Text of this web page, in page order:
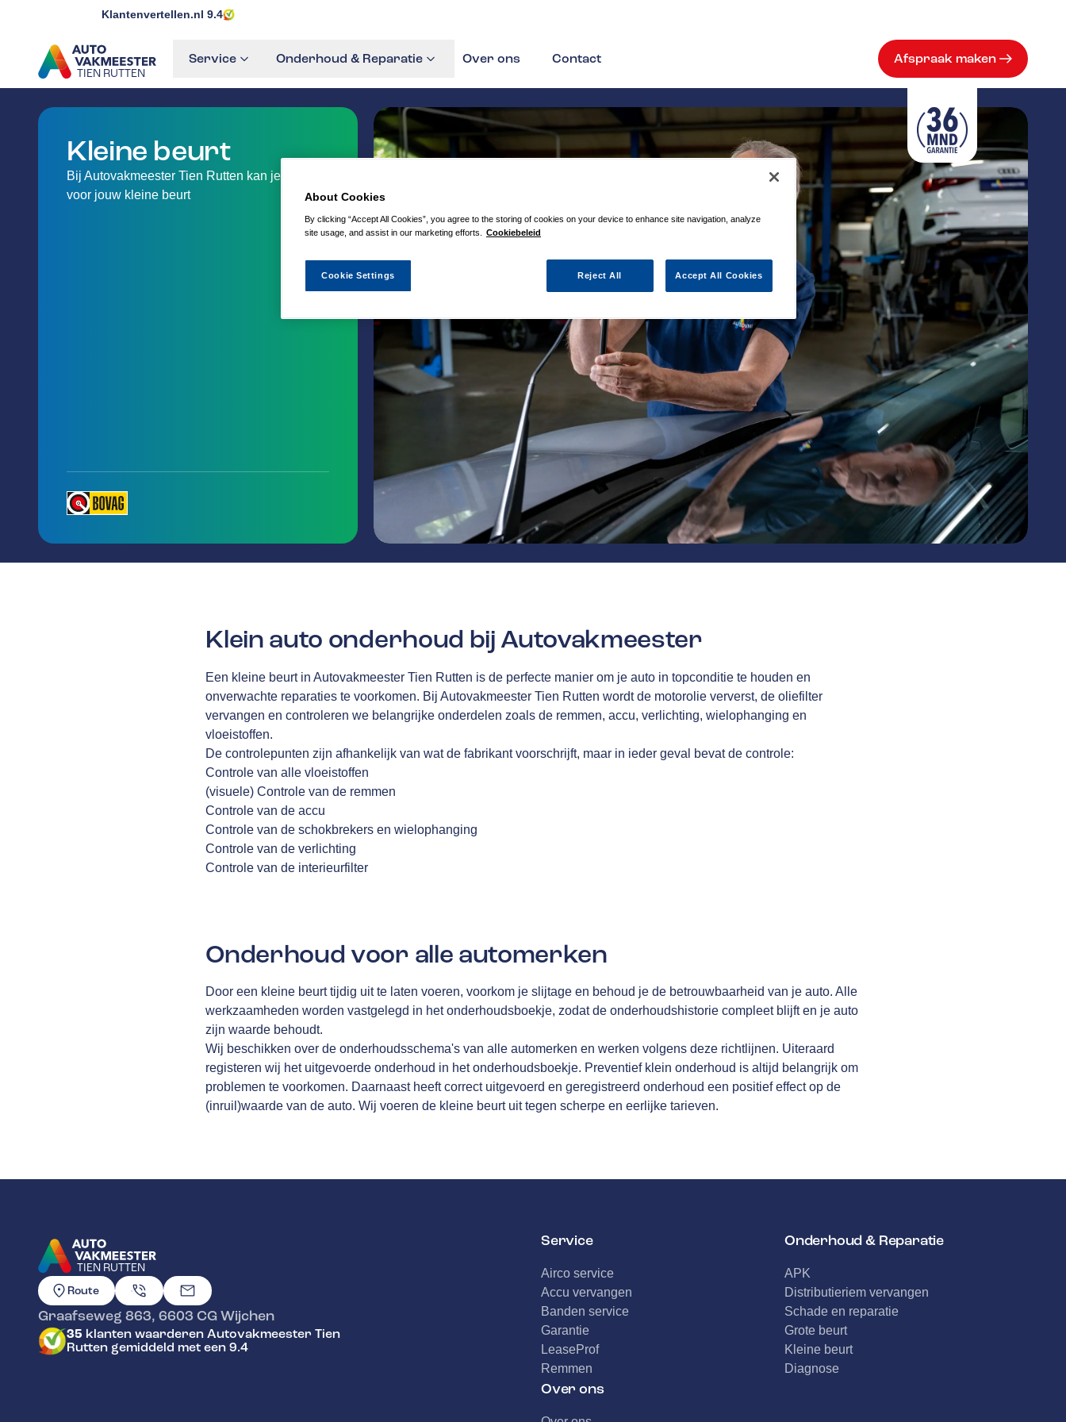
Klantenvertellen.nl 9.4
TIEN RUTTEN
GA NAAR DE HOMEPAGINA
Service Onderhoud & Reparatie Over ons Contact Afspraak maken
Kleine beurt
Bij Autovakmeester Tien Rutten kan je terecht
voor jouw kleine beurt
Klein auto onderhoud bij Autovakmeester
Een kleine beurt in Autovakmeester Tien Rutten is de perfecte manier om je auto in topconditie te houden en
onverwachte reparaties te voorkomen. Bij Autovakmeester Tien Rutten wordt de motorolie ververst, de oliefilter
vervangen en controleren we belangrijke onderdelen zoals de remmen, accu, verlichting, wielophanging en
vloeistoffen.
De controlepunten zijn afhankelijk van wat de fabrikant voorschrijft, maar in ieder geval bevat de controle:
Controle van alle vloeistoffen
(visuele) Controle van de remmen
Controle van de accu
Controle van de schokbrekers en wielophanging
Controle van de verlichting
Controle van de interieurfilter
Onderhoud voor alle automerken
Door een kleine beurt tijdig uit te laten voeren, voorkom je slijtage en behoud je de betrouwbaarheid van je auto. Alle
werkzaamheden worden vastgelegd in het onderhoudsboekje, zodat de onderhoudshistorie compleet blijft en je auto
zijn waarde behoudt.
Wij beschikken over de onderhoudsschema's van alle automerken en werken volgens deze richtlijnen. Uiteraard
registeren wij het uitgevoerde onderhoud in het onderhoudsboekje. Preventief klein onderhoud is altijd belangrijk om
problemen te voorkomen. Daarnaast heeft correct uitgevoerd en geregistreerd onderhoud een positief effect op de
(inruil)waarde van de auto. Wij voeren de kleine beurt uit tegen scherpe en eerlijke tarieven.
TIEN RUTTEN
GA NAAR DE HOMEPAGINA
Route
Graafseweg 863, 6603 CGWijchen
35 klanten waarderen Autovakmeester Tien
Rutten gemiddeld met een 9.4
Service
Airco service
Accu vervangen
Banden service
Garantie
LeaseProf
Remmen
Onderhoud & Reparatie
APK
Distributieriem vervangen
Schade en reparatie
Grote beurt
Kleine beurt
Diagnose
Over ons
About Cookies
By clicking “Accept All Cookies”, you agree to the storing of cookies on your device to enhance site navigation, analyze
site usage, and assist in our marketing efforts.
Cookiebeleid
Reject All Accept All Cookies
Cookie Settings